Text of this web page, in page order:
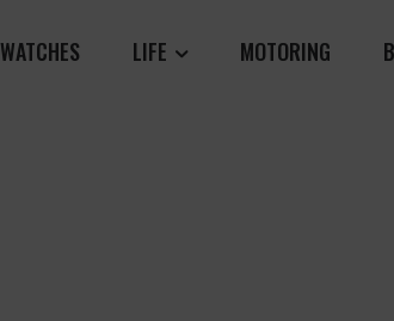
WATCHES LIFE MOTORING